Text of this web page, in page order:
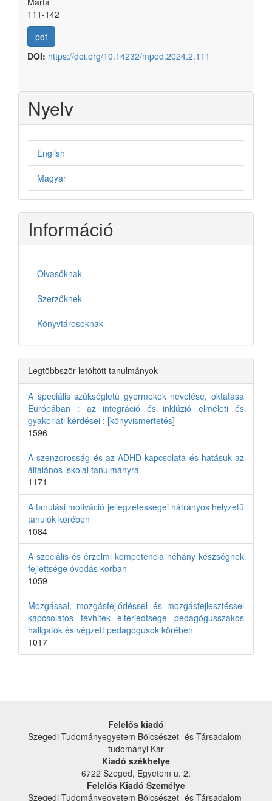
111-142
pdf
DOI: https://doi.org/10.14232/mped.2024.2.111
Nyelv
English
Magyar
Információ
Olvasóknak
Szerzőknek
Könyvtárosoknak
Legtöbbször letöltött tanulmányok
A speciális szükségletű gyermekek nevelése, oktatása
Európában : az integráció és inklúzió elméleti és
gyakorlati kérdései : [könyvismertetés]
1596
A szenzorosság és az ADHD kapcsolata és hatásuk az
általános iskolai tanulmányra
1171
A tanulási motiváció jellegzetességei hátrányos helyzetű
tanulók körében
1084
A szociális és érzelmi kompetencia néhány készségnek
fejlettsége óvodás korban
1059
Mozgással, mozgásfejlődéssel és mozgásfejlesztéssel
kapcsolatos tévhitek elterjedtsége pedagógusszakos
hallgatók és végzett pedagógusok körében
1017
Felelős kiadó
Szegedi Tudományegyetem Bölcsészet- és Társadalom­
tudományi Kar
Kiadó székhelye
6722 Szeged, Egyetem u. 2.
Felelős Kiadó Személye
Szegedi Tudományegyetem Bölcsészet- és Társadalom­